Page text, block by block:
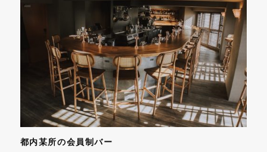
都内某所の会員制バー